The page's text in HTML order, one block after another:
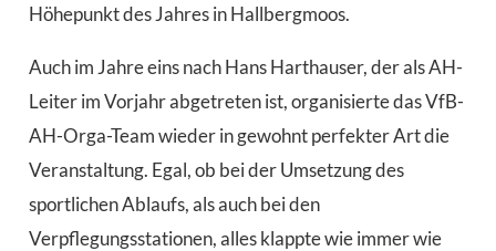
Höhepunkt des Jahres in Hallbergmoos.
Auch im Jahre eins nach Hans Harthauser, der als AH-
Leiter im Vorjahr abgetreten ist, organisierte das VfB-
AH-Orga-Team wieder in gewohnt perfekter Art die
Veranstaltung. Egal, ob bei der Umsetzung des
sportlichen Ablaufs, als auch bei den
Verpflegungsstationen, alles klappte wie immer wie